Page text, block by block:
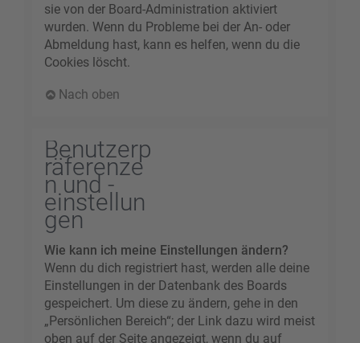
sie von der Board-Administration aktiviert
wurden. Wenn du Probleme bei der An- oder
Abmeldung hast, kann es helfen, wenn du die
Cookies löscht.
Nach oben
Benutzerp
räferenze
n und -
einstellun
gen
Wie kann ich meine Einstellungen ändern?
Wenn du dich registriert hast, werden alle deine
Einstellungen in der Datenbank des Boards
gespeichert. Um diese zu ändern, gehe in den
„Persönlichen Bereich“; der Link dazu wird meist
oben auf der Seite angezeigt, wenn du auf